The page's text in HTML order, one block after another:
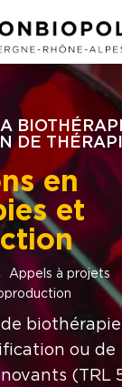
DE
en
et
Appels à projets
ou de
(TRL